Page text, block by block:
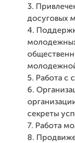
3.
досуговых
4.
5. Работа с
6.
секреты
7. Работа
8.